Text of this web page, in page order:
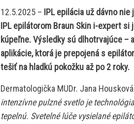
12.5.2025 – IPL epilácia už dávno
IPL epilátorom Braun Skin i-expert
kúpeľne. Výsledky sú dlhotrvajúce –
aplikácie, ktorá je prepojená s
tešiť na hladkú pokožku až po 2 roky.
Dermatologička MUDr. Jana
intenzívne pulzné svetlo je
tepelnú. Svetelné lúče vysielané